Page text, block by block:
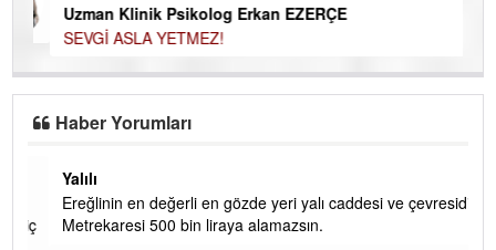
Uzman Klinik Psikolog Erkan EZERÇE
SEVGİ ASLA YETMEZ!
Yalılı
Ereğlinin en değerli en gözde yeri yalı caddesi ve çevresidir.
Metrekaresi 500 bin liraya alamazsın.